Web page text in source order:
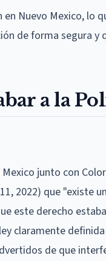
Nuevo Mexico, lo
de forma segura y
a la
junto con
2022) que "existe
este derecho
claramente
de que